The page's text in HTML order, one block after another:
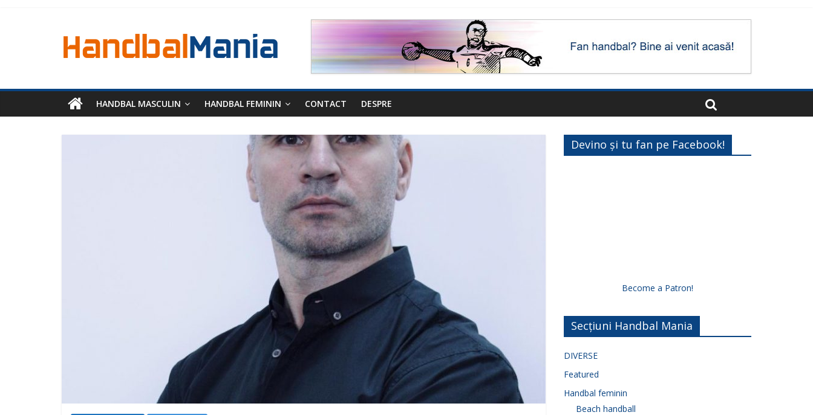
HANDBAL MASCULIN HANDBAL FEMININ CONTACT DESPRE
Devino și tu fan pe Facebook!
Become a Patron!
Secțiuni Handbal Mania
DIVERSE
Featured
Handbal feminin
Beach handball